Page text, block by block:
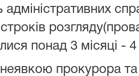
понад 3 місяці -
неявкою прокурора